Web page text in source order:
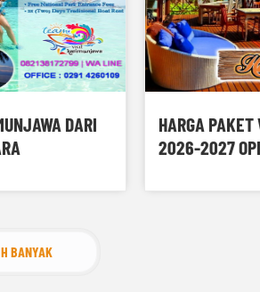
DARI
HARGA
2026-2027
BANYAK